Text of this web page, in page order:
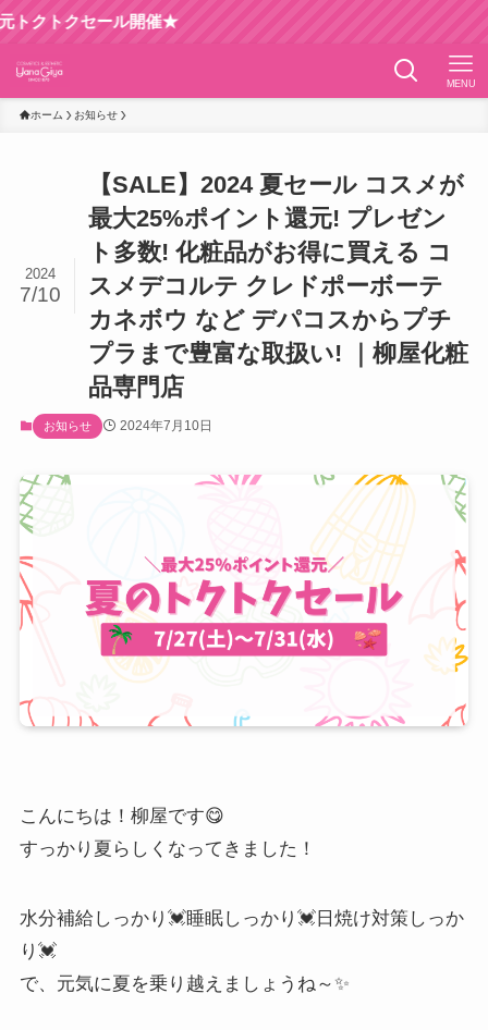
催★
MENU
ホーム お知らせ
【SALE】2024 夏セール コスメが
最大25%ポイント還元! プレゼン
ト多数! 化粧品がお得に買える コ
スメデコルテ クレドポーボーテ
カネボウ など デパコスからプチ
プラまで豊富な取扱い! ｜柳屋化粧
品専門店
2024
7/10
お知らせ 2024年7月10日
こんにちは！柳屋です😋
すっかり夏らしくなってきました！
水分補給しっかり💓睡眠しっかり💓日焼け対策しっか
り💓
で、元気に夏を乗り越えましょうね～✨